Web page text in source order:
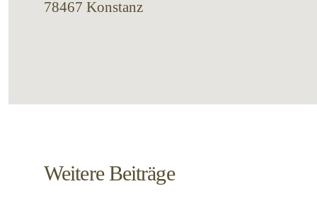
78467 Konstanz
Weitere Beiträge